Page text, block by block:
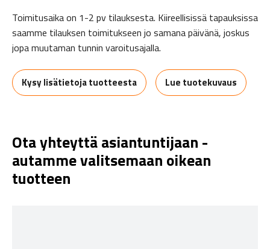
Toimitusaika on 1-2 pv tilauksesta. Kiireellisissä tapauksissa
saamme tilauksen toimitukseen jo samana päivänä, joskus
jopa muutaman tunnin varoitusajalla.
Kysy lisätietoja tuotteesta Lue tuotekuvaus
Ota yhteyttä asiantuntijaan -
autamme valitsemaan oikean
tuotteen